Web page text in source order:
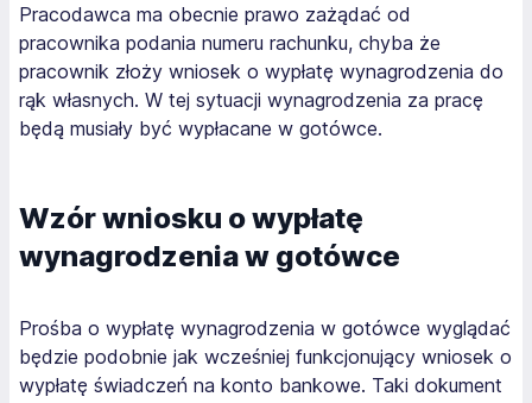
Pracodawca ma obecnie prawo zażądać od
pracownika podania numeru rachunku, chyba że
pracownik złoży wniosek o wypłatę wynagrodzenia do
rąk własnych. W tej sytuacji wynagrodzenia za pracę
będą musiały być wypłacane w gotówce.
Wzór wniosku o wypłatę
wynagrodzenia w gotówce
Prośba o wypłatę wynagrodzenia w gotówce wyglądać
będzie podobnie jak wcześniej funkcjonujący wniosek o
wypłatę świadczeń na konto bankowe. Taki dokument